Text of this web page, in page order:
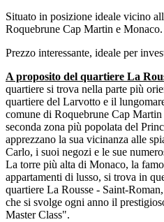
Situato in posizione ideale vicino
Roquebrune Cap Martin e Monaco.
Prezzo interessante, ideale per
A proposito del quartiere La
quartiere si trova nella parte più
quartiere del Larvotto e il
comune di Roquebrune Cap
seconda zona più popolata del
apprezzano la sua vicinanza alle
Carlo, i suoi negozi e le sue
La torre più alta di Monaco, la
appartamenti di lusso, si trova in
quartiere La Rousse - Saint-
che si svolge ogni anno il
Master Class".